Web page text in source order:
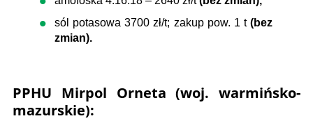
sól potasowa 3700 zł/t; zakup pow. 1 t (bez
zmian).
PPHU Mirpol Orneta (woj. warmińsko-
mazurskie):